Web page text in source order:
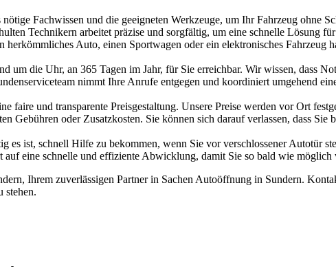
Fachwissen und die geeigneten Werkzeuge, um Ihr Fahrzeug ohne
Technikern arbeitet präzise und sorgfältig, um eine schnelle Lösung
herkömmliches Auto, einen Sportwagen oder ein elektronisches
um die Uhr, an 365 Tagen im Jahr, für Sie erreichbar. Wir wissen, dass
nimmt Ihre Anrufe entgegen und koordiniert umgehend
faire und transparente Preisgestaltung. Unsere Preise werden vor Ort
Gebühren oder Zusatzkosten. Sie können sich darauf verlassen, dass Sie
es ist, schnell Hilfe zu bekommen, wenn Sie vor verschlossener Autotür
auf eine schnelle und effiziente Abwicklung, damit Sie so bald wie möglich
Ihrem zuverlässigen Partner in Sachen Autoöffnung in Sundern.
stehen.